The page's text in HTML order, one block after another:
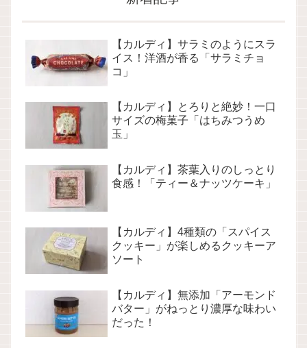
【カルディ】サラミのようにスラ
イス！洋酒が香る「サラミチョ
コ」
【カルディ】とろりと絶妙！一口
サイズの梅菓子「はちみつうめ
玉」
【カルディ】茶葉入りのしっとり
食感！「ティー＆ナッツケーキ」
【カルディ】4種類の「スパイス
クッキー」が楽しめるクッキーア
ソート
【カルディ】無添加「アーモンド
バター」がねっとり濃厚な味わい
だった！